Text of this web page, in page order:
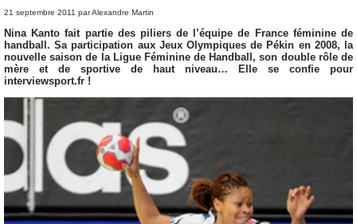
21 septembre 2011 par Alexandre Martin
Nina Kanto fait partie des piliers de l’équipe de France féminine de
handball. Sa participation aux Jeux Olympiques de Pékin en 2008, la
nouvelle saison de la Ligue Féminine de Handball, son double rôle de
mère et de sportive de haut niveau… Elle se confie pour
interviewsport.fr !